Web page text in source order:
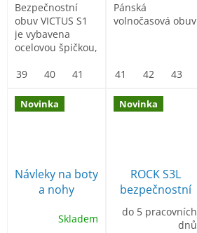
Bezpečnostní
obuv VICTUS S1
je vybavena
ocelovou špičkou,
39
40 41
Pánská
volnočasová obuv
41 42 43
Novinka
Návleky na boty
a nohy
Skladem
Novinka
ROCK S3L
bezpečnostní
polobotka
do 5 pracovních
dnů